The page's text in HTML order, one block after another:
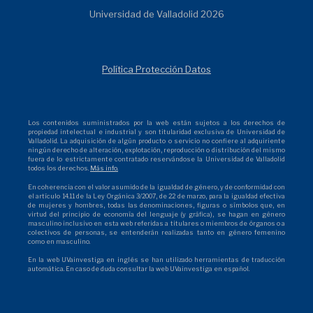
Universidad de Valladolid 2026
Política Protección Datos
Los contenidos suministrados por la web están sujetos a los derechos de
propiedad intelectual e industrial y son titularidad exclusiva de Universidad de
Valladolid. La adquisición de algún producto o servicio no confiere al adquiriente
ningún derecho de alteración, explotación, reproducción o distribución del mismo
fuera de lo estrictamente contratado reservándose la Universidad de Valladolid
todos los derechos. Más info.
En coherencia con el valor asumido de la igualdad de género, y de conformidad con
el artículo 14.11 de la Ley Orgánica 3/2007, de 22 de marzo, para la igualdad efectiva
de mujeres y hombres, todas las denominaciones, figuras o símbolos que, en
virtud del principio de economía del lenguaje (y gráfica), se hagan en género
masculino inclusivo en esta web referidas a titulares o miembros de órganos o a
colectivos de personas, se entenderán realizadas tanto en género femenino
como en masculino.
En la web UVainvestiga en inglés se han utilizado herramientas de traducción
automática. En caso de duda consultar la web UVainvestiga en español.